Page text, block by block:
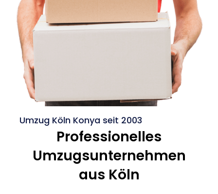
Umzug Köln Konya seit 2003
Professionelles
Umzugsunternehmen
aus Köln